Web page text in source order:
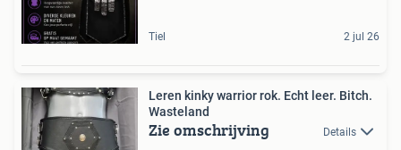
Tiel 2 jul 26
Leren kinky warrior rok. Echt leer. Bitch.
Wasteland
Zie omschrijving Details